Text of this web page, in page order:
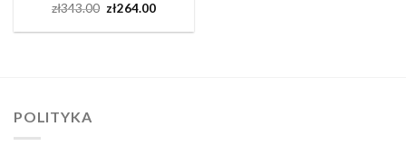
zł343.00 zł264.00
POLITYKA